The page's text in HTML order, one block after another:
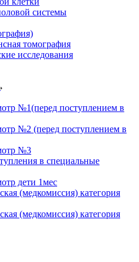
системы
томография
исследования
№1(перед поступлением в
№2 (перед поступлением в
№3
в специальные
дети 1мес
(медкомиссия) категория
(медкомиссия) категория